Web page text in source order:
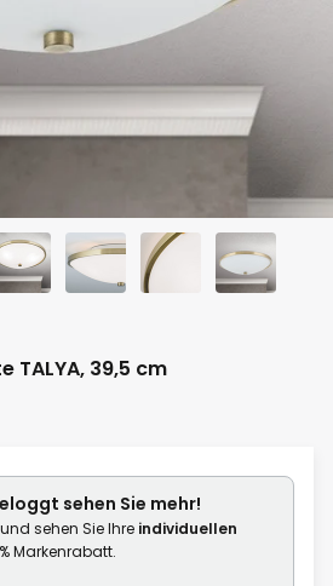
TALYA, 39,5 cm
sehen Sie mehr!
sehen Sie Ihre individuellen
Markenrabatt.